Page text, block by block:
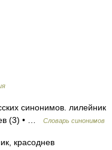
синонимов. лилейник
(3) • …
Словарь синонимов
красоднев